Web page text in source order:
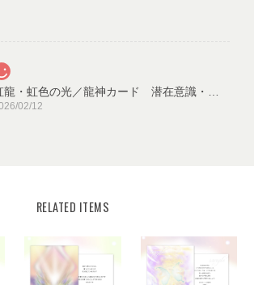
02/12
08/18
かになります。毎日、眺めたいと思います。
RELATED ITEMS